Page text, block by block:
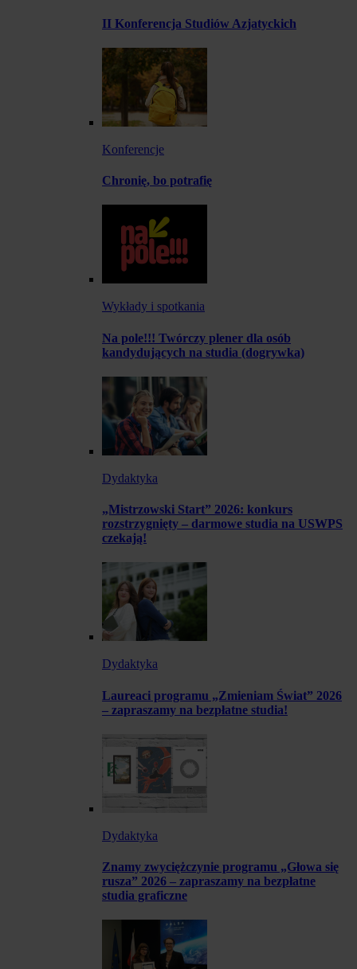
II Konferencja Studiów Azjatyckich
Konferencje
Chronię, bo potrafię
Wykłady i spotkania
Na pole!!! Twórczy plener dla osób
kandydujących na studia (dogrywka)
Dydaktyka
„Mistrzowski Start” 2026: konkurs
rozstrzygnięty – darmowe studia na USWPS
czekają!
Dydaktyka
Laureaci programu „Zmieniam Świat” 2026
– zapraszamy na bezpłatne studia!
Dydaktyka
Znamy zwyciężczynie programu „Głowa się
rusza” 2026 – zapraszamy na bezpłatne
studia graficzne